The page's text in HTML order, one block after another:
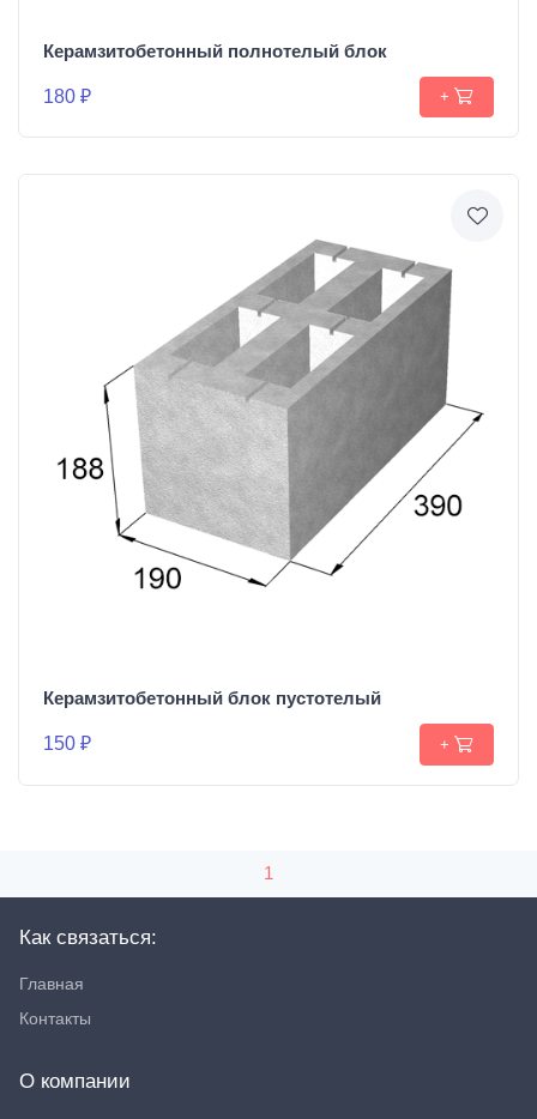
Керамзитобетонный полнотелый блок
180 ₽ +
Керамзитобетонный блок пустотелый
150 ₽ +
1
Как связаться:
Главная
Контакты
О компании